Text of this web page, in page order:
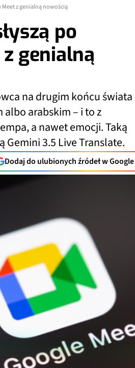
z genialną nowością
po
genialną
na drugim końcu świata
albo arabskim – i to z
a nawet emocji. Taką
3.5 Live Translate.
Dodaj do ulubionych źródeł w Google